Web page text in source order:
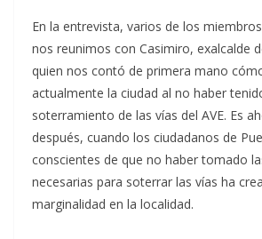
En la entrevista, varios de los
nos reunimos con Casimiro, exalcalde
quien nos contó de primera mano
actualmente la ciudad al no haber
soterramiento de las vías del AVE. Es
después, cuando los ciudadanos de
conscientes de que no haber tomado
necesarias para soterrar las vías ha
marginalidad en la localidad.